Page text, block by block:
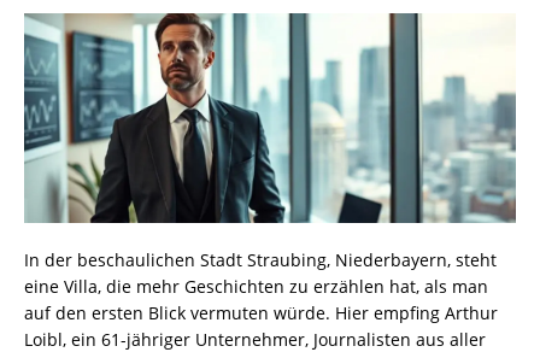
In der beschaulichen Stadt Straubing, Niederbayern, steht
eine Villa, die mehr Geschichten zu erzählen hat, als man
auf den ersten Blick vermuten würde. Hier empfing Arthur
Loibl, ein 61-jähriger Unternehmer, Journalisten aus aller